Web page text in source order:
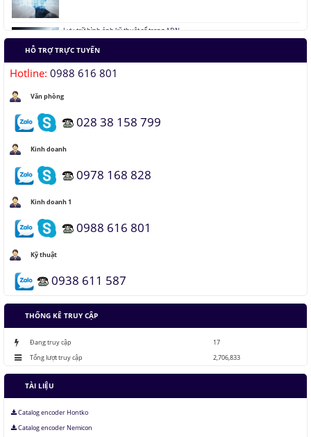
Tàu siêu tốc chạy liên thành phố tốc độ 1.000 km/h
Đại học Lạc Hồng vô địch cuộc thi Robocon 2019
Đảo ngược quá trình quang hợp để tạo nhiên liệu
Những thăng trầm của trí tuệ nhân tạo
HỖ TRỢ TRỰC TUYẾN
Hotline: 0988 616 801
Văn phòng
028 38 158 799
Kinh doanh
0978 168 828
Kinh doanh 1
0988 616 801
Kỹ thuật
0938 611 587
THỐNG KÊ TRUY CẬP
Đang truy cập
17
Tổng lượt truy cập
2,706,833
TÀI LIỆU
Catalog encoder Hontko
Catalog encoder Nemicon